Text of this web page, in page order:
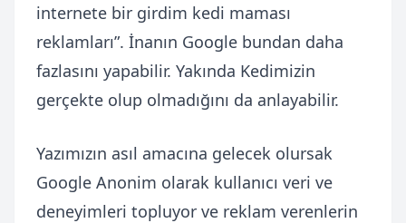
internete bir girdim kedi maması
reklamları”. İnanın Google bundan daha
fazlasını yapabilir. Yakında Kedimizin
gerçekte olup olmadığını da anlayabilir.
Yazımızın asıl amacına gelecek olursak
Google Anonim olarak kullanıcı veri ve
deneyimleri topluyor ve reklam verenlerin